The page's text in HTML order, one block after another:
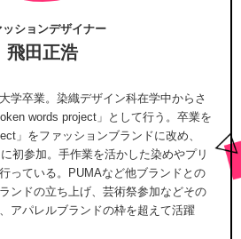
ッションデザイナー
飛田正浩
学卒業。染織デザイン科在学中からさ
words project」として行う。卒業を
」をファッションブランドに改め、
初参加。手作業を活かした染めやプリ
っている。PUMAなど他ブランドとの
ンドの立ち上げ、芸術祭参加などその
アパレルブランドの枠を超えて活躍